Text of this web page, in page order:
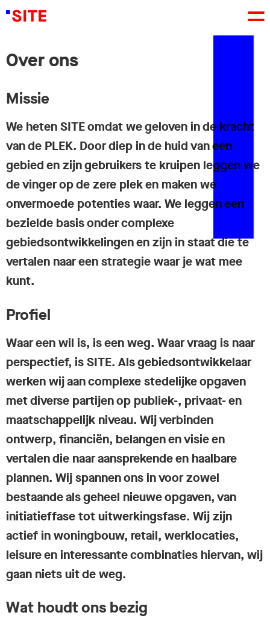
Over ons
Missie
We heten SITE omdat we geloven in de kracht
van de PLEK. Door diep in de huid van een
gebied en zijn gebruikers te kruipen leggen we
de vinger op de zere plek en maken we
onvermoede potenties waar. We leggen een
bezielde basis onder complexe
gebiedsontwikkelingen en zijn in staat die te
vertalen naar een strategie waar je wat mee
kunt.
Profiel
Waar een wil is, is een weg. Waar vraag is naar
perspectief, is SITE. Als gebiedsontwikkelaar
werken wij aan complexe stedelijke opgaven
met diverse partijen op publiek-, privaat- en
maatschappelijk niveau. Wij verbinden
ontwerp, financiën, belangen en visie en
vertalen die naar aansprekende en haalbare
plannen. Wij spannen ons in voor zowel
bestaande als geheel nieuwe opgaven, van
initiatieffase tot uitwerkingsfase. Wij zijn
actief in woningbouw, retail, werklocaties,
leisure en interessante combinaties hiervan, wij
gaan niets uit de weg.
Wat houdt ons bezig